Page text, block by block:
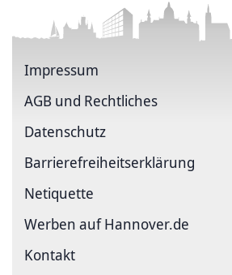
Impressum
AGB und Rechtliches
Datenschutz
Barriere­freiheits­erklärung
Netiquette
Werben auf Hannover.de
Kontakt